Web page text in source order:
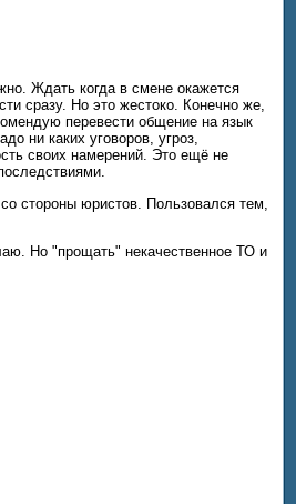
Ждать когда в смене окажется
сразу. Но это жестоко. Конечно же,
перевести общение на язык
ни каких уговоров, угроз,
своих намерений. Это ещё не
стороны юристов. Пользовался тем,
Но "прощать" некачественное ТО и